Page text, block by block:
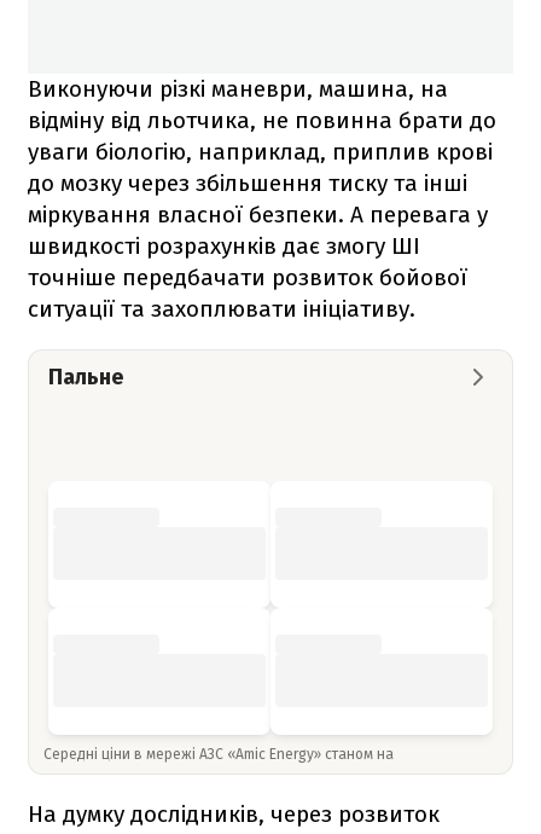
Виконуючи різкі маневри, машина, на
відміну від льотчика, не повинна брати до
уваги біологію, наприклад, приплив крові
до мозку через збільшення тиску та інші
міркування власної безпеки. А перевага у
швидкості розрахунків дає змогу ШІ
точніше передбачати розвиток бойової
ситуації та захоплювати ініціативу.
Пальне
Середні ціни в мережі АЗС «Amic Energy» станом на
На думку дослідників, через розвиток